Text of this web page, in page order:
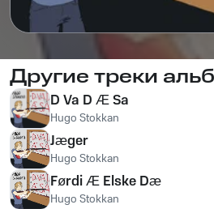
Другие треки
D Va D Æ Sa
Hugo Stokkan
Jæger
Hugo Stokkan
Førdi Æ Elske Dæ
Hugo Stokkan